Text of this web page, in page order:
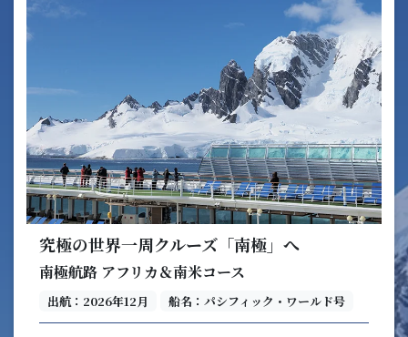
究極の世界一周クルーズ「南極」へ
南極航路 アフリカ＆南米コース
出航：2026年12月 船名：パシフィック・ワールド号